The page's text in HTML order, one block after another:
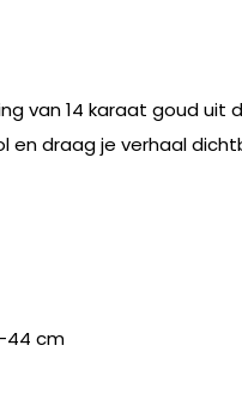
van 14 karaat goud uit
draag je verhaal
44 cm